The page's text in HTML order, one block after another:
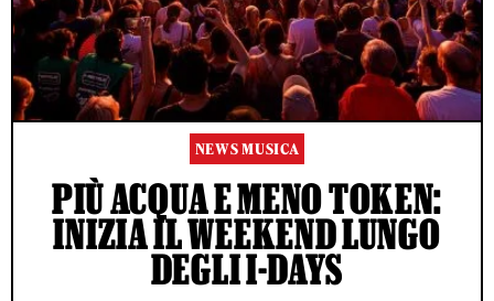
NEWS MUSICA
PIÙ ACQUA E MENO TOKEN:
INIZIA IL WEEKEND LUNGO
DEGLI I-DAYS